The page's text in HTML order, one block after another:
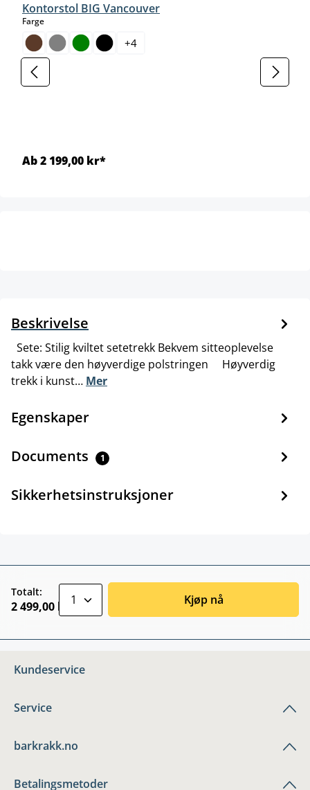
Kontorstol BIG Vancouver
Fargeselect
+4
Ab 2 199,00 kr*
Beskrivelse
Sete: Stilig kviltet setetrekk Bekvem sitteoplevelse
takk være den høyverdige polstringen Høyverdig
trekk i kunst… Mer
Egenskaper
Documents 1
Sikkerhetsinstruksjoner
Totalt:
2 499,00 kr Kjøp nå
Kundeservice
Service
barkrakk.no
Betalingsmetoder